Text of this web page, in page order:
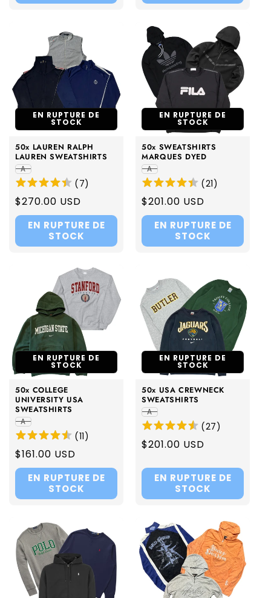
EN RUPTURE DE
STOCK
50x LAUREN RALPH
LAUREN SWEATSHIRTS
A
(7)
Regular
price
$270.00 USD
EN RUPTURE DE
STOCK
EN RUPTURE DE
STOCK
50x SWEATSHIRTS
MARQUES DYED
A
(21)
Regular
price
$201.00 USD
EN RUPTURE DE
STOCK
EN RUPTURE DE
STOCK
50x COLLEGE
UNIVERSITY USA
SWEATSHIRTS
A
(11)
Regular
price
$161.00 USD
EN RUPTURE DE
STOCK
EN RUPTURE DE
STOCK
50x USA CREWNECK
SWEATSHIRTS
A
(27)
Regular
$201.00 USD
EN RUPTURE DE
STOCK